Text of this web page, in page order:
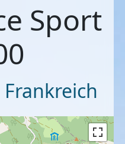
Sport
Frankreich